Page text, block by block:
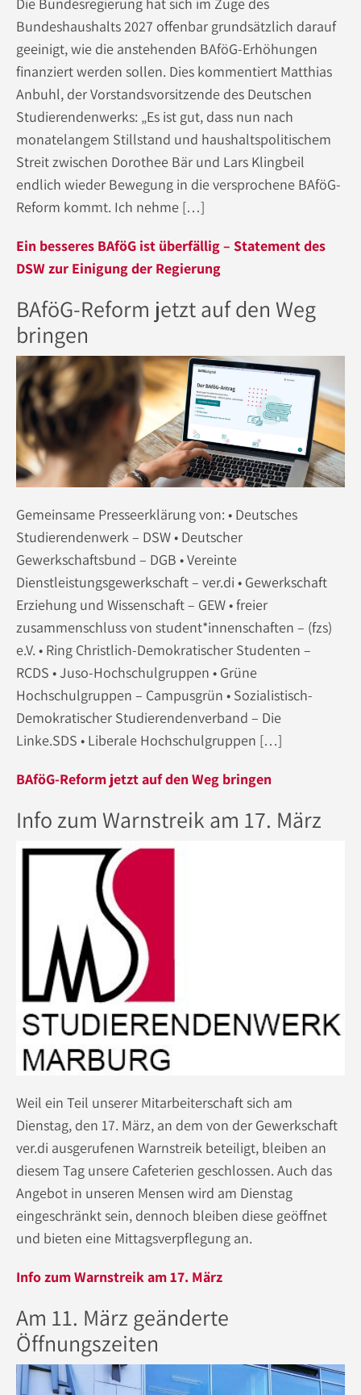
Bundeshaushalts 2027 offenbar grundsätzlich darauf
geeinigt, wie die anstehenden BAföG-Erhöhungen
finanziert werden sollen. Dies kommentiert Matthias
Anbuhl, der Vorstandsvorsitzende des Deutschen
Studierendenwerks: „Es ist gut, dass nun nach
monatelangem Stillstand und haushaltspolitischem
Streit zwischen Dorothee Bär und Lars Klingbeil
endlich wieder Bewegung in die versprochene BAföG-
Reform kommt. Ich nehme […]
Ein besseres BAföG ist überfällig – Statement des
DSW zur Einigung der Regierung
BAföG-Reform jetzt auf den Weg
bringen
Gemeinsame Presseerklärung von: • Deutsches
Studierendenwerk – DSW • Deutscher
Gewerkschaftsbund – DGB • Vereinte
Dienstleistungsgewerkschaft – ver.di • Gewerkschaft
Erziehung und Wissenschaft – GEW • freier
zusammenschluss von student*innenschaften – (fzs)
e.V. • Ring Christlich-Demokratischer Studenten –
RCDS • Juso-Hochschulgruppen • Grüne
Hochschulgruppen – Campusgrün • Sozialistisch-
Demokratischer Studierendenverband – Die
Linke.SDS • Liberale Hochschulgruppen […]
BAföG-Reform jetzt auf den Weg bringen
Info zum Warnstreik am 17. März
Weil ein Teil unserer Mitarbeiterschaft sich am
Dienstag, den 17. März, an dem von der Gewerkschaft
ver.di ausgerufenen Warnstreik beteiligt, bleiben an
diesem Tag unsere Cafeterien geschlossen. Auch das
Angebot in unseren Mensen wird am Dienstag
eingeschränkt sein, dennoch bleiben diese geöffnet
und bieten eine Mittagsverpflegung an.
Info zum Warnstreik am 17. März
Am 11. März geänderte
Öffnungszeiten